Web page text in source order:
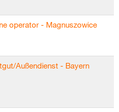
operator - Magnuszowice
Außendienst - Bayern